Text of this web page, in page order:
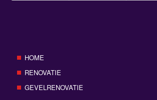
HOME
RENOVATIE
GEVELRENOVATIE